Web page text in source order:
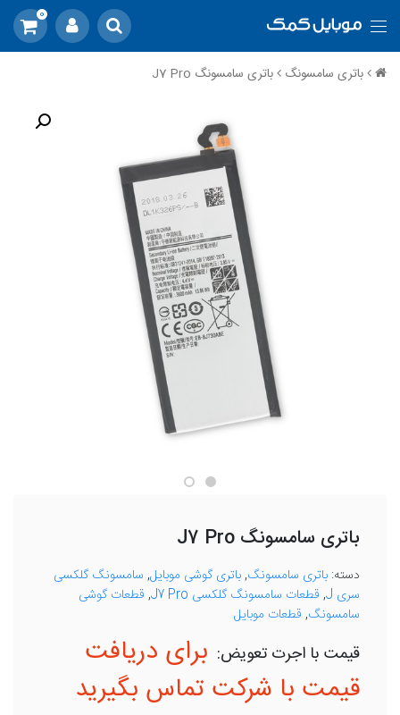
0
باتری سامسونگ باتری سامسونگ J7 Pro
باتری سامسونگ J7 Pro
دسته: باتری سامسونگ,باتری گوشی موبایل, سامسونگ گلکسی
سری J , قطعات سامسونگ گلکسی J7 Pro , قطعات گوشی
سامسونگ, قطعات موبایل
برای دریافت
قیمت با شرکت تماس بگیرید